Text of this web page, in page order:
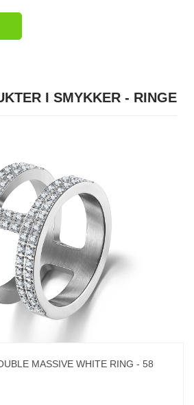
I SMYKKER - RINGE
MASSIVE WHITE RING - 58